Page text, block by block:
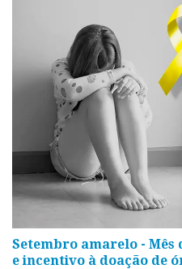
Setembro amarelo - Mês
e incentivo à doação de